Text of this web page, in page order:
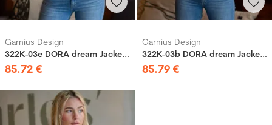
Garnius Design
322K-03e DORA dream Jacke Grau
85.72 €
Garnius Design
322K-03b DORA dream Jacke Sand
85.79 €